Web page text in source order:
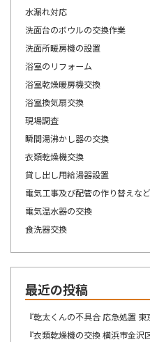
水漏れ対応
洗面台のボウルの交換作業
洗面所暖房機の設置
浴室のリフォーム
浴室乾燥暖房機交換
浴室換気扇交換
現場調査
瞬間湯沸かし器の交換
衣類乾燥機交換
貸し出し用給湯器設置
電気工事及び配管の作り替えなど
電気温水器の交換
食洗器交換
最近の投稿